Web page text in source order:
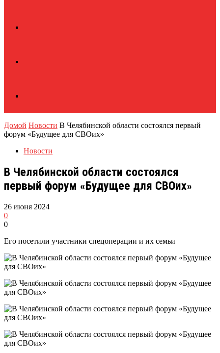
Домой Новости В Челябинской области состоялся первый
форум «Будущее для СВОих»
Новости
В Челябинской области состоялся
первый форум «Будущее для СВОих»
26 июня 2024
0
0
Его посетили участники спецоперации и их семьи